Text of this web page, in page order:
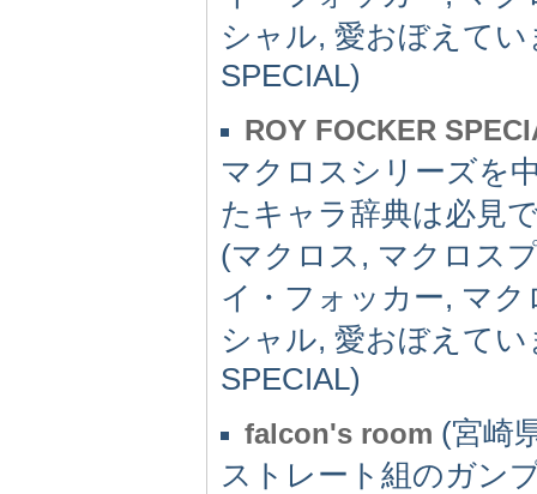
シャル, 愛おぼえて
SPECIAL)
ROY FOCKER
マクロスシリーズを
たキャラ辞典は必見
(マクロス, マクロス
イ・フォッカー, マ
シャル, 愛おぼえて
SPECIAL)
falcon's room (宮崎
ストレート組のガン